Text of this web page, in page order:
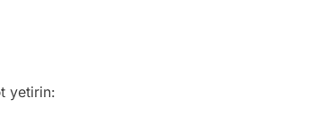
yetirin: